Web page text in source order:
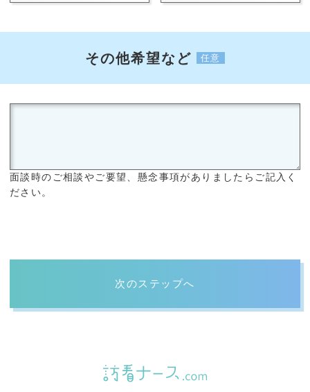
その他希望など 任意
面談時のご相談やご要望、懸念事項がありましたらご記入く
ださい。
次のステップへ